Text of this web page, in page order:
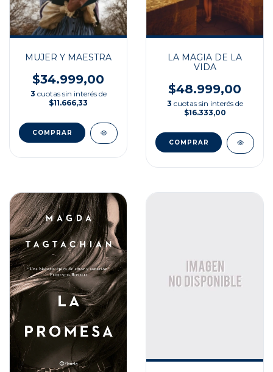
MUJER Y MAESTRA
$34.999,00
3 cuotas sin interés de
$11.666,33
LA MAGIA DE LA
VIDA
$48.999,00
3 cuotas sin interés de
$16.333,00